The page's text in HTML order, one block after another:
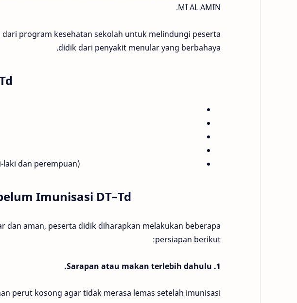
MI AL AMIN.
program kesehatan sekolah untuk melindungi peserta
didik dari penyakit menular yang berbahaya.
laki dan perempuan)
Imunisasi DT–Td
dan aman, peserta didik diharapkan melakukan beberapa
persiapan berikut:
1. Sarapan atau makan terlebih dahulu.
perut kosong agar tidak merasa lemas setelah imunisasi.